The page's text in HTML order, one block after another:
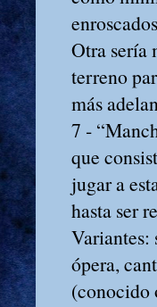
Otra sería
terreno
más
7 ‑
que
jugar a
hasta ser
Variantes:
ópera,
(conocido